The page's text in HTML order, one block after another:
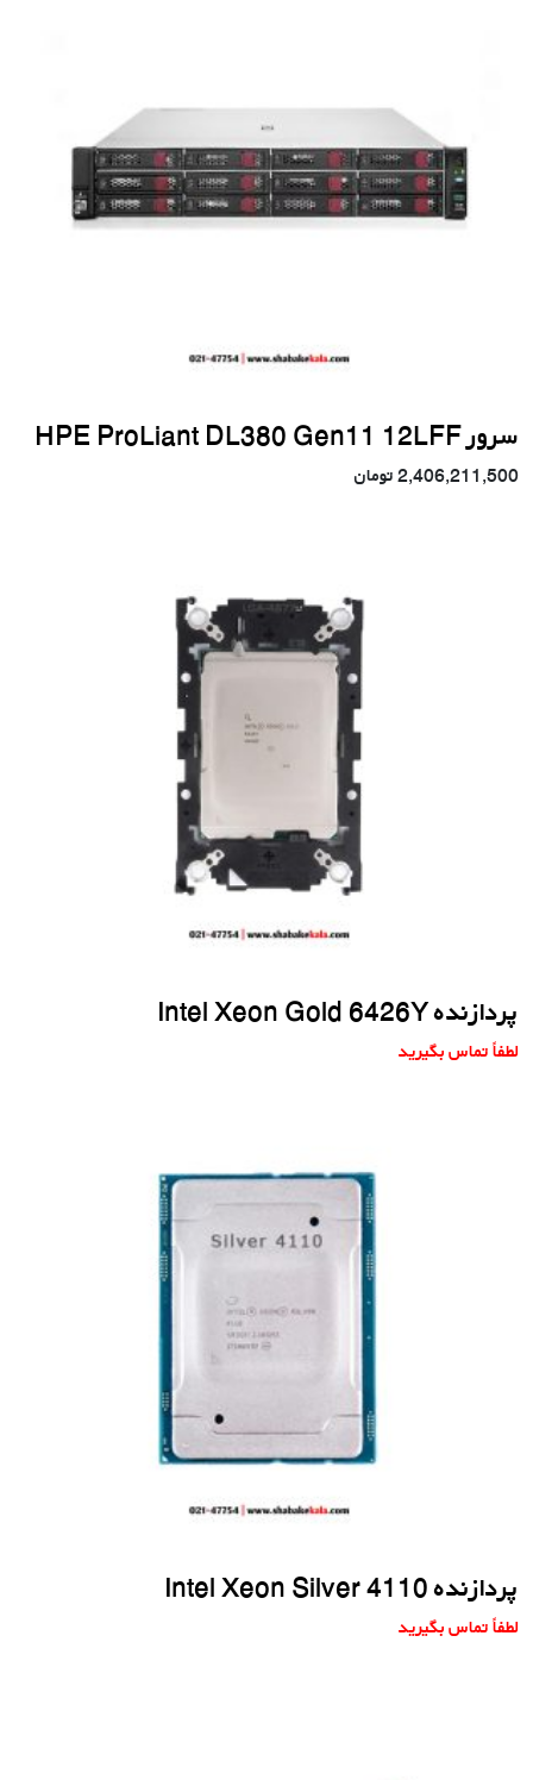
سرور HPE ProLiant DL380 Gen11 12LFF
2,406,211,500تومان
پردازنده Intel Xeon Gold 6426Y
لطفاً تماس بگیرید
پردازنده Intel Xeon Silver 4110
لطفاً تماس بگیرید